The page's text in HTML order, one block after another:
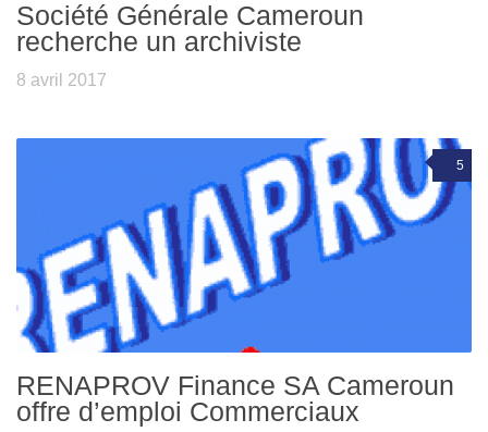
Société Générale Cameroun
recherche un archiviste
8 avril 2017
5
RENAPROV Finance SA Cameroun
offre d’emploi Commerciaux